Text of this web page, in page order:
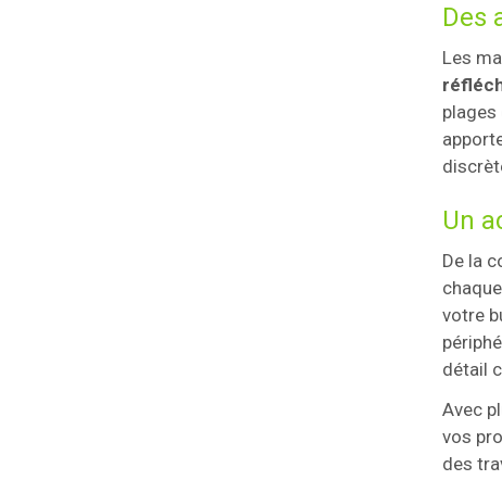
Des
Les
plages
Un
De la
votre
détail
Avec
vos
des